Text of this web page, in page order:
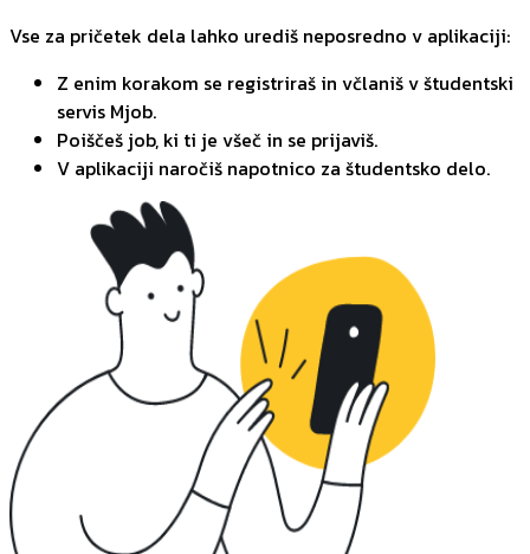
Vse za pričetek dela lahko urediš neposredno v aplikaciji:
Z enim korakom se registriraš in včlaniš v študentski
servis Mjob.
Poiščeš job, ki ti je všeč in se prijaviš.
V aplikaciji naročiš napotnico za študentsko delo.